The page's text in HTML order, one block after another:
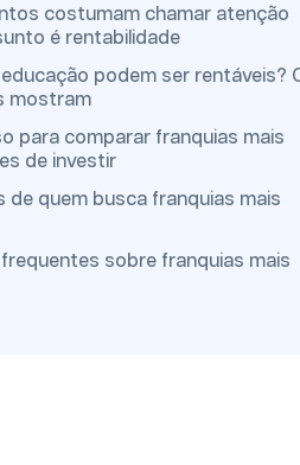
costumam chamar atenção
é rentabilidade
podem ser rentáveis?
mostram
para comparar franquias mais
de investir
de quem busca franquias mais
frequentes sobre franquias mais